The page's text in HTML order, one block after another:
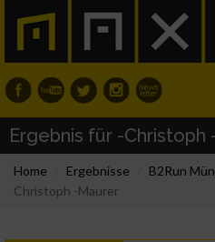
Ergebnis für -Christoph
Home Ergebnisse B2Run
Christoph -Maurer